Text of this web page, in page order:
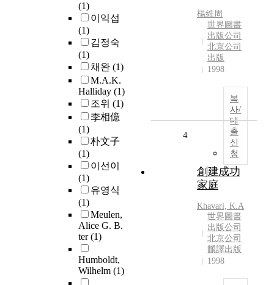
(1)
이익섭
(1)
김정숙
(1)
채완 (1)
M.A.K.
Halliday (1)
조위 (1)
李相億
(1)
朴文子
(1)
이선이
(1)
유영식
(1)
Meulen,
Alice G. B.
ter(1)
Humboldt,
Wilhelm (1)
楊維周
世界圖書
出版公司
北京公司
出版
1998
복
사/
대
출
신
청
4
創建成功
家庭
Khavari, K.A
世界圖書
出版公司
北京公司
飜譯出版
1998